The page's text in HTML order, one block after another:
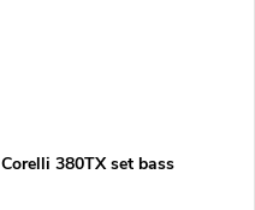
Corelli 380TX set bass